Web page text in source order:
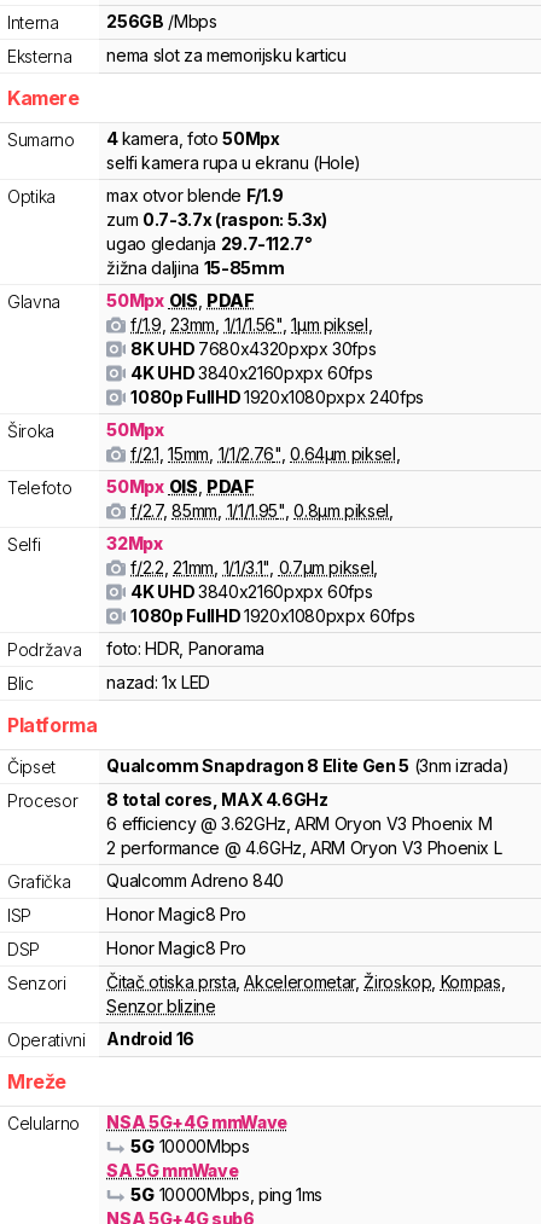
Interna
256GB /Mbps
Eksterna
nema slot za memorijsku karticu
Kamere
Sumarno 4kamera foto50Mpx
selfi kamera rupa u ekranu (Hole)
Optika
max otvor blende F/1.9
zum 0.7-3.7x (raspon: 5.3x)
ugao gledanja 29.7-112.7°
žižna daljina 15-85mm
Glavna
50Mpx OIS PDAF
f/1.9 23mm 1/1/1.56" 1µm piksel
8K UHD 7680x4320pxpx30fps
4K UHD3840x2160pxpx60fps
1080p FullHD1920x1080pxpx240fps
Široka
50Mpx
f/2.1 15mm 1/1/2.76" 0.64µm piksel
Telefoto
50Mpx OIS PDAF
f/2.7, 85mm 1/1/1.95" 0.8µm piksel
Selfi
32Mpx
f/2.2 21mm 1/1/3.1" 0.7µm piksel
4K UHD3840x2160pxpx60fps
1080p FullHD1920x1080pxpx60fps
Podržava
foto: HDR, Panorama
Blic
nazad: 1x LED
Platforma
Čipset QualcommSnapdragon 8 Elite Gen 5 (3nm izrada)
Procesor
8 total cores , MAX 4.6GHz
6 efficiency @ 3.62GHz,ARM Oryon V3 Phoenix M
2 performance @ 4.6GHz,ARM Oryon V3 Phoenix L
Grafička
Qualcomm Adreno 840
ISP
Honor Magic8 Pro
DSP
Honor Magic8 Pro
Senzori
Čitač otiska prsta ,Akcelerometar,Žiroskop Kompas
Senzor blizine
Operativni
Android 16
Mreže
Celularno
NSA 5G+4G mmWave
5G 10000Mbps
SA 5G mmWave
5G 10000Mbps , ping 1ms
NSA 5G+4G sub6